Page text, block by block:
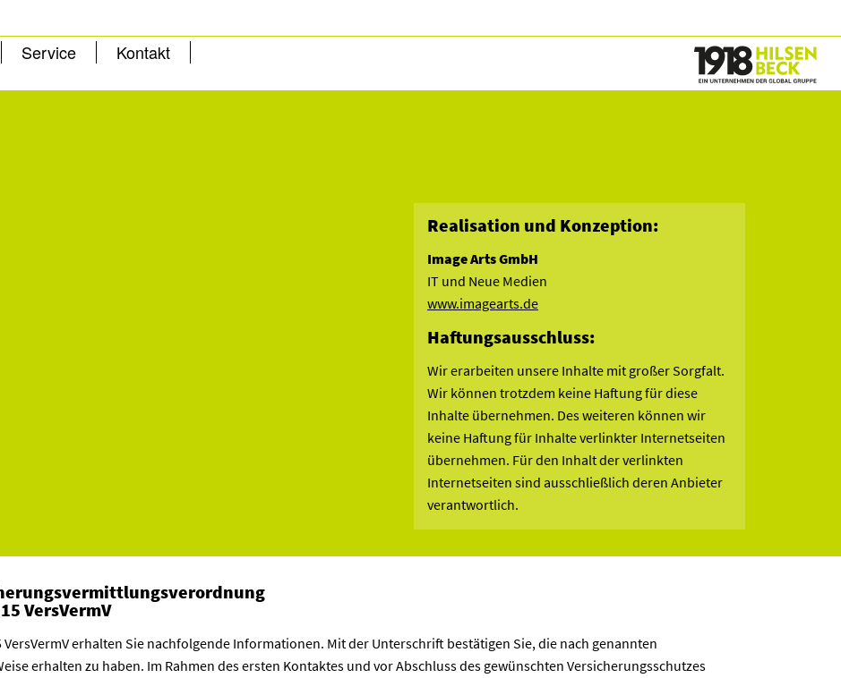
Service Kontakt
Realisation und Konzeption:
Image Arts GmbH
IT und Neue Medien
www.imagearts.de
Haftungsausschluss:
Wir erarbeiten unsere Inhalte mit großer Sorgfalt.
Wir können trotzdem keine Haftung für diese
Inhalte übernehmen. Des weiteren können wir
keine Haftung für Inhalte verlinkter Internetseiten
übernehmen. Für den Inhalt der verlinkten
Internetseiten sind ausschließlich deren Anbieter
verantwortlich.
VersVermV
erhalten Sie nachfolgende Informationen. Mit der Unterschrift bestätigen Sie, die nach genannten
erhalten zu haben. Im Rahmen des ersten Kontaktes und vor Abschluss des gewünschten Versicherungsschutzes